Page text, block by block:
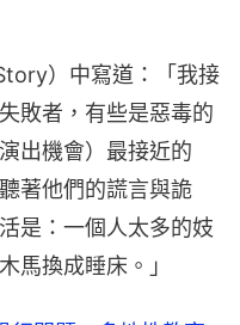
）中寫道：「我接
敗者，有些是惡毒的
出機會）最接近的
著他們的謊言與詭
是：一個人太多的妓
換成睡床。」